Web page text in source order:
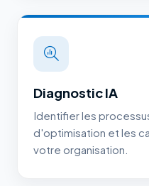
Diagnostic IA
Identifier les
d'optimisation et les
votre organisation.